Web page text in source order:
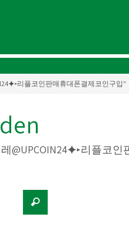
리플코인판매휴대폰결제코인구입"
@UPCOIN24⯌▸리플코